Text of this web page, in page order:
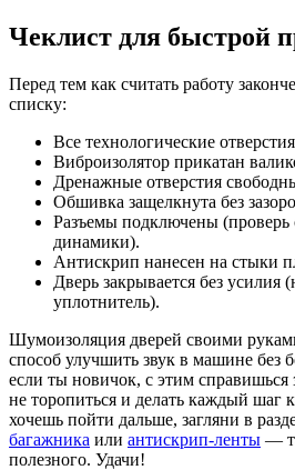
Чеклист для быстрой
Перед тем как считать работу
списку:
Все технологические
Виброизолятор прикатан
Дренажные отверстия
Обшивка защелкнута без
Разъемы подключены (проверь
динамики).
Антискрип нанесен на стыки
Дверь закрывается без усилия
уплотнитель).
Шумоизоляция дверей своими
способ улучшить звук в машине
если ты новичок, с этим
не торопиться и делать каждый шаг
хочешь пойти дальше, загляни в
багажника или антискрип-ленты —
полезного. Удачи!